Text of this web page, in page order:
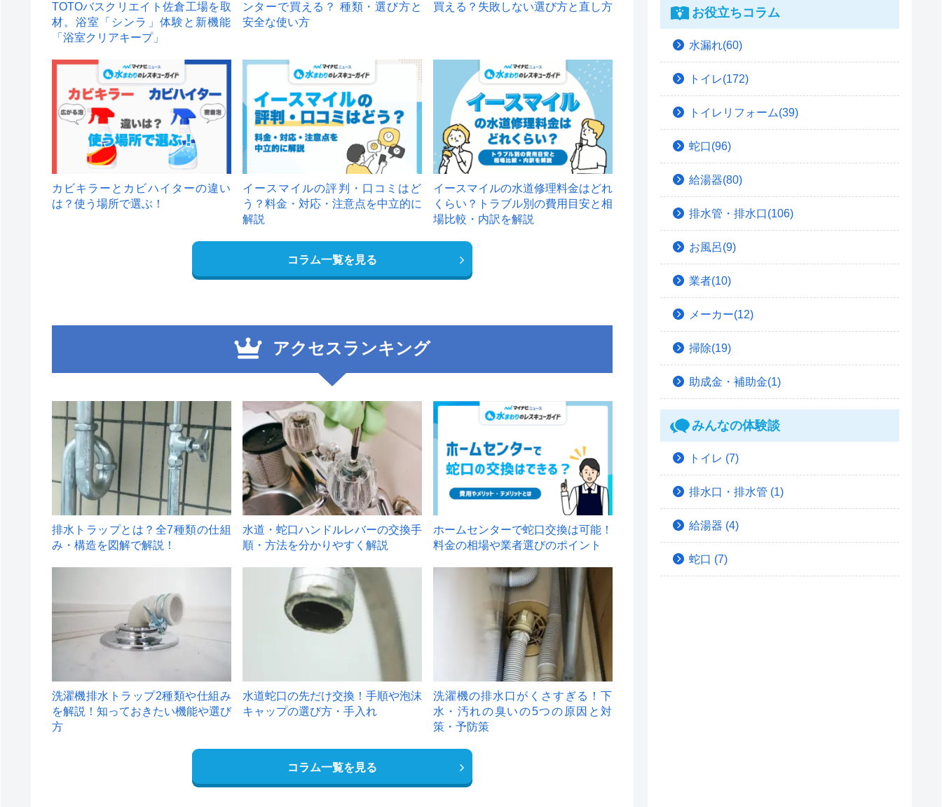
TOTOバスクリエイト佐倉工場を取
材。浴室「シンラ」体験と新機能
「浴室クリアキープ」
ンターで買える？ 種類・選び方と
安全な使い方
買える？失敗しない選び方と直し方
カビキラーとカビハイターの違い
は？使う場所で選ぶ！
イースマイルの評判・口コミはど
う？料金・対応・注意点を中立的に
解説
イースマイルの水道修理料金はどれ
くらい？トラブル別の費用目安と相
場比較・内訳を解説
コラム一覧を見る
アクセスランキング
1
排水トラップとは？全7種類の仕組
み・構造を図解で解説！
2
水道・蛇口ハンドルレバーの交換手
順・方法を分かりやすく解説
ホームセンターで蛇口交換は可能！
料金の相場や業者選びのポイント
洗濯機排水トラップ2種類や仕組み
を解説！知っておきたい機能や選び
方
水道蛇口の先だけ交換！手順や泡沫
キャップの選び方・手入れ
洗濯機の排水口がくさすぎる！下
水・汚れの臭いの5つの原因と対
策・予防策
コラム一覧を見る
お役立ちコラム
水漏れ(60)
トイレ(172)
トイレリフォーム(39)
蛇口(96)
給湯器(80)
排水管・排水口(106)
お風呂(9)
業者(10)
メーカー(12)
掃除(19)
助成金・補助金(1)
みんなの体験談
トイレ (7)
排水口・排水管 (1)
給湯器 (4)
蛇口 (7)